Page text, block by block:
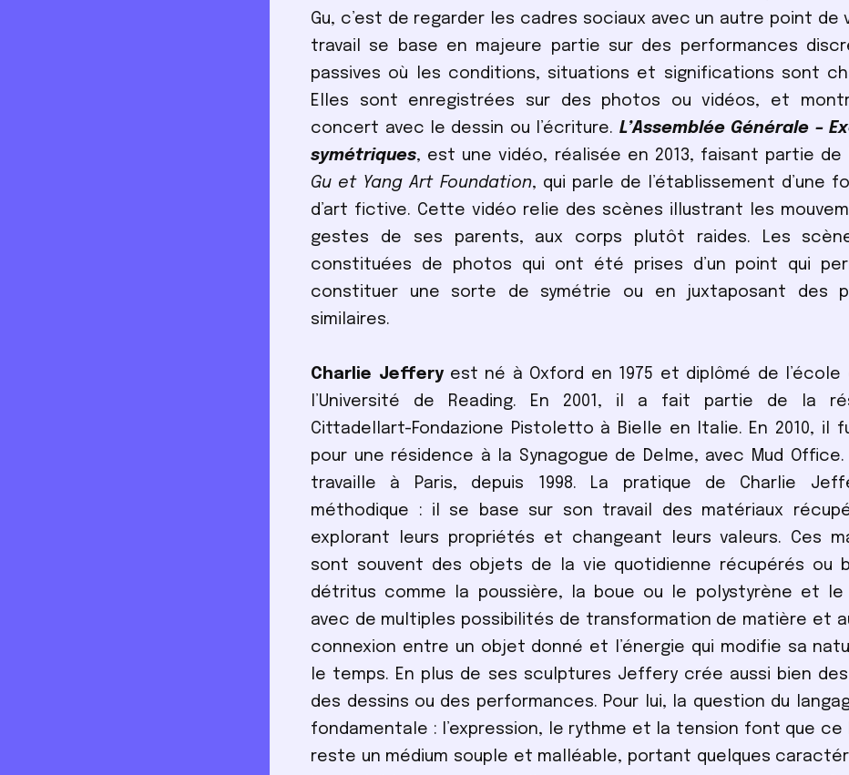
Gu, c’est de regarder les cadres sociaux avec un autre point de
travail se base en majeure partie sur des performances
passives où les conditions, situations et significations sont
Elles sont enregistrées sur des photos ou vidéos, et
concert avec le dessin ou l’écriture. L’Assemblée Générale –
symétriques, est une vidéo, réalisée en 2013, faisant partie de
Gu et Yang Art Foundation, qui parle de l’établissement d’une
d’art fictive. Cette vidéo relie des scènes illustrant les
gestes de ses parents, aux corps plutôt raides. Les
constituées de photos qui ont été prises d’un point qui
constituer une sorte de symétrie ou en juxtaposant des
similaires.
Charlie Jefferyest né à Oxford en 1975 et diplômé de l’école
l’Université de Reading. En 2001, il a fait partie de la
Cittadellart-Fondazione Pistoletto à Bielle en Italie. En 2010, il
pour une résidence à la Synagogue de Delme, avec Mud
travaille à Paris, depuis 1998. La pratique de Charlie
méthodique : il se base sur son travail des matériaux
explorant leurs propriétés et changeant leurs valeurs. Ces
sont souvent des objets de la vie quotidienne récupérés ou
détritus comme la poussière, la boue ou le polystyrène et le
avec de multiples possibilités de transformation de matière et
connexion entre un objet donné et l’énergie qui modifie sa
le temps. En plus de ses sculptures Jeffery crée aussi bien
des dessins ou des performances. Pour lui, la question du
fondamentale : l’expression, le rythme et la tension font que ce
reste un médium souple et malléable, portant quelques